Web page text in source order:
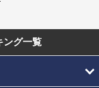
ング一覧